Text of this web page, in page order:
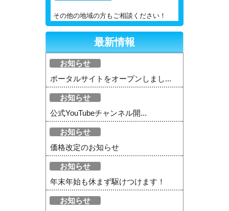
その他の地域の方もご相談ください！
最新情報
お知らせ
ポータルサイトをオープンしまし...
お知らせ
公式YouTubeチャンネル開...
お知らせ
価格改定のお知らせ
お知らせ
年末年始も休まず駆けつけます！
お知らせ